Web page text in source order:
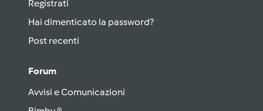
Registrati
Hai dimenticato la password?
Post recenti
Forum
Avvisi e Comunicazioni